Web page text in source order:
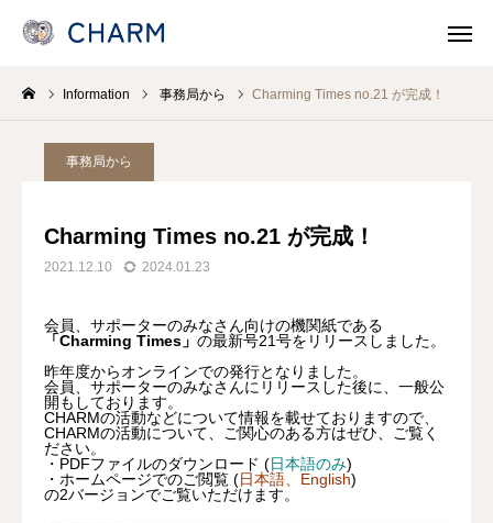
Information 事務局から Charming Times no.21 が完成！
事務局から
Charming Times no.21 が完成！
2021.12.10 2024.01.23
会員、サポーターのみなさん向けの機関紙である
「Charming Times」 の最新号21号をリリースしました。
昨年度からオンラインでの発行となりました。
会員、サポーターのみなさんにリリースした後に、一般公
開もしております。
CHARMの活動などについて情報を載せておりますので、
CHARMの活動について、ご関心のある方はぜひ、ご覧く
ださい。
・PDFファイルのダウンロード (日本語のみ)
・ホームページでのご閲覧 (日本語、English)
の2バージョンでご覧いただけます。
News
Telephone Consult
各事業 Program
医療機関・保健所/保健福祉センターのみなさま
支援/参加